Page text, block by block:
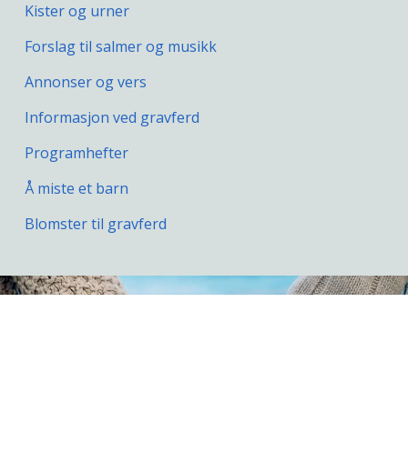
Kister og urner
Forslag til salmer og musikk
Annonser og vers
Informasjon ved gravferd
Programhefter
Å miste et barn
Blomster til gravferd